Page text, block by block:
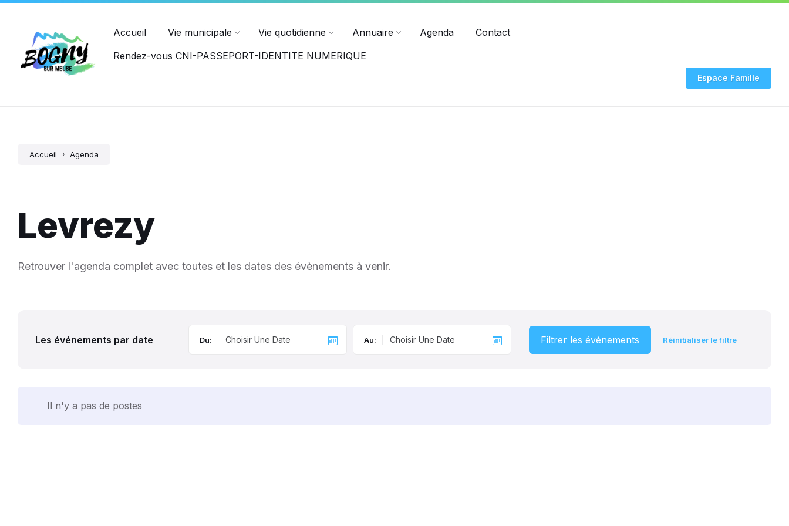
PASSEPORT
Accueil Vie municipale Vie quotidienne Annuaire Agenda
Contact
Rendez-vous CNI-PASSEPORT-IDENTITE NUMERIQUE
Espace Famille
Accueil Agenda
Levrezy
Retrouver l'agenda complet avec toutes et les dates des évènements à venir.
Les événements par date Du: Au: Filtrer les événements Réinitialiser le filtre
Il n'y a pas de postes